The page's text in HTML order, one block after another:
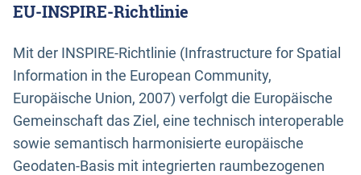
EU-INSPIRE-Richtlinie
Mit der INSPIRE-Richtlinie (Infrastructure for Spatial
Information in the European Community,
Europäische Union, 2007) verfolgt die Europäische
Gemeinschaft das Ziel, eine technisch interoperable
sowie semantisch harmonisierte europäische
Geodaten-Basis mit integrierten raumbezogenen